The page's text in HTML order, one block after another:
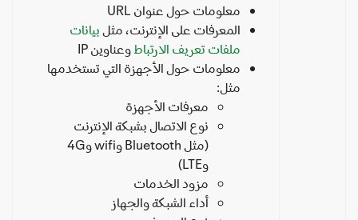
معلومات حول عنوان URL
المعرفات على الإنترنت، مثل بيانات
ملفات تعريف الارتباطوعناوين IP
معلومات حول الأجهزة التي تستخدمها
معرفات الأجهزة
نوع الاتصال بشبكة الإنترنت
(مثل Bluetooth وwifi و4G
مزود الخدمات
أداء الشبكة والجهاز